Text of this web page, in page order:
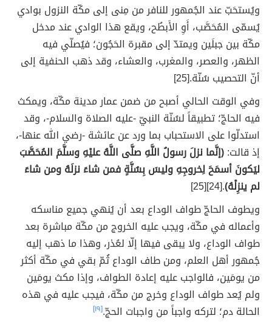
ويُستحَبّ عند الجُمهور للنافر من مِنى إلى مكّة النزول بوادي
يُسمّى المُحَصَّب، أَوِ الأَبطُح، ويقع هذا الوادي عند مدخل
مكّة بين جبلَين ويمتدّ إلى مقبرة الحَجُون؛ فيُصلّي فيه
الظهر، والعصر، والمغرب، والعشاء، وقد ذهب الحنفية إلى
أنّ التحصيب سُنّة.[25]
وفي الوقت الحالي أصبح من ضمن عمار مدينة مكّة، ويمكث
فيه الحاجّ؛ تطبيقاً لسُنّة النبيّ -عليه الصلاة والسلام-، وقد
استدلّوا على الاستحباب بما ورد عن عائشة -رضي الله عنها-،
إذ قالت:(إنَّما نزلَ رسولُ اللَّهِ صلَّى اللَّهُ عليْهِ وسلَّمَ المُحَصَّبَ
ليَكونَ أسمَحَ لِخروجِهِ وليسَ بِسُنَّةٍ فمن شاءَ نزلَهُ ومن شاءَ
لم ينزِلْهُ).[24][25]
ويطوف الحاجّ طواف الوداع بعد أن يُنهي جميع مناسكه
وأعماله في مكّة، ويجب عليه الخروج من مكّة مباشرة بعد
طواف الوداع، ولا يبقى فيها إلّا لعُذر، وهذا ما ذهب إليه
جُمهور أهل العلم، ومن طاف الوداع ثُمّ بقي في مكّة أكثر
من يومَين، فالواجب عليه إعادة الطواف، وإذا مكث يومَين
ولم يُعد طواف الوداع وخرج من مكّة، فيجب عليه في هذه
الحالة دم؛ لتركه واجباً من واجبات الحجّ.[١٩]